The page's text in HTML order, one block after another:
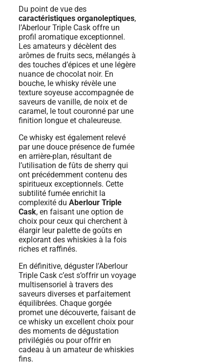
Du point de vue des
caractéristiques organoleptiques,
l’Aberlour Triple Cask offre un
profil aromatique exceptionnel.
Les amateurs y décèlent des
arômes de fruits secs, mélangés à
des touches d’épices et une légère
nuance de chocolat noir. En
bouche, le whisky révèle une
texture soyeuse accompagnée de
saveurs de vanille, de noix et de
caramel, le tout couronné par une
finition longue et chaleureuse.
Ce whisky est également relevé
par une douce présence de fumée
en arrière-plan, résultant de
l’utilisation de fûts de sherry qui
ont précédemment contenu des
spiritueux exceptionnels. Cette
subtilité fumée enrichit la
complexité du Aberlour Triple
Cask, en faisant une option de
choix pour ceux qui cherchent à
élargir leur palette de goûts en
explorant des whiskies à la fois
riches et raffinés.
En définitive, déguster l’Aberlour
Triple Cask c’est s’offrir un voyage
multisensoriel à travers des
saveurs diverses et parfaitement
équilibrées. Chaque gorgée
promet une découverte, faisant de
ce whisky un excellent choix pour
des moments de dégustation
privilégiés ou pour offrir en
cadeau à un amateur de whiskies
fins.